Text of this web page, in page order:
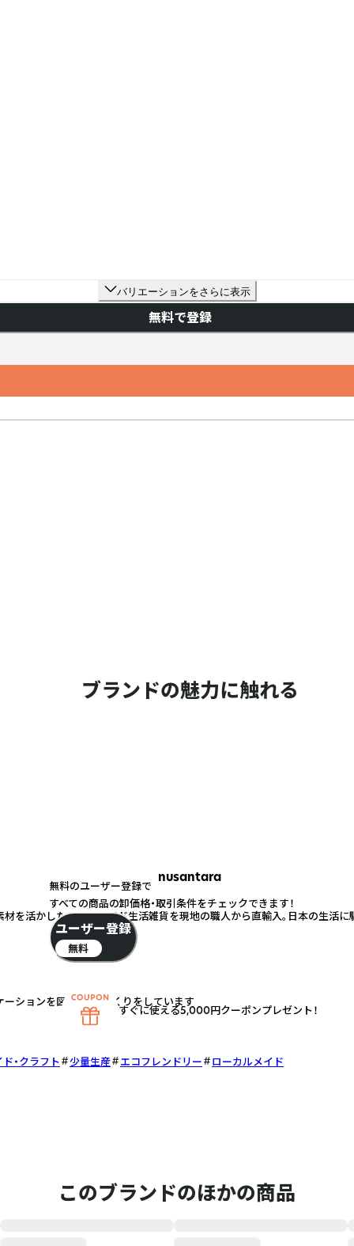
バリエーションをさらに表示
無料で登録
ブランドの魅力に触れる
nusantara
を活かしたハンドメイド生活雑貨を現地の職人から直輸入。日本の生活に
ションを図り、ものづくりをしています
・クラフト 少量生産 エコフレンドリー ローカルメイド
このブランドのほかの商品
無料のユーザー登録で
すべての商品の卸価格・取引条件をチェックできます！
ユーザー登録
無料
すぐに使える5,000円クーポンプレゼント！